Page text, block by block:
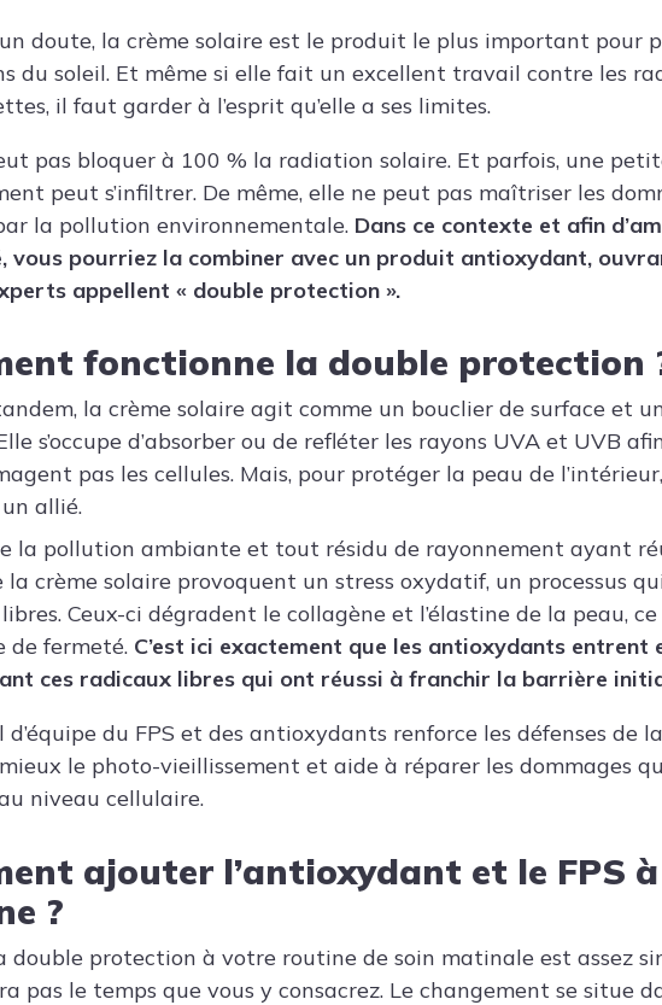
doute, la crème solaire est le produit le plus important pour
du soleil. Et même si elle fait un excellent travail contre les
il faut garder à l’esprit qu’elle a ses limites.
pas bloquer à 100 % la radiation solaire. Et parfois, une
peut s’infiltrer. De même, elle ne peut pas maîtriser les
la pollution environnementale. Dans ce contexte et afin
vous pourriez la combiner avec un produit antioxydant,
appellent « double protection ».
fonctionne la double protection
la crème solaire agit comme un bouclier de surface et
s’occupe d’absorber ou de refléter les rayons UVA et UVB
pas les cellules. Mais, pour protéger la peau de
allié.
la pollution ambiante et tout résidu de rayonnement ayant
la crème solaire provoquent un stress oxydatif, un processus
Ceux-ci dégradent le collagène et l’élastine de la peau,
de fermeté. C’est ici exactement que les antioxydants entrent
ces radicaux libres qui ont réussi à franchir la barrière
du FPS et des antioxydants renforce les défenses de
le photo-vieillissement et aide à réparer les dommages
niveau cellulaire.
ajouter l’antioxydant et le FPS
?
double protection à votre routine de soin matinale est assez
pas le temps que vous y consacrez. Le changement se situe